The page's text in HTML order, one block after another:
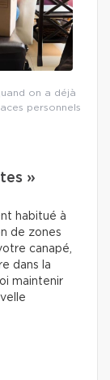
on a déjà
personnels
»
habitué à
de zones
canapé,
dans la
maintenir